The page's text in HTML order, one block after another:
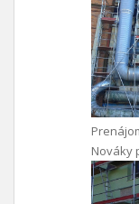
Nováky